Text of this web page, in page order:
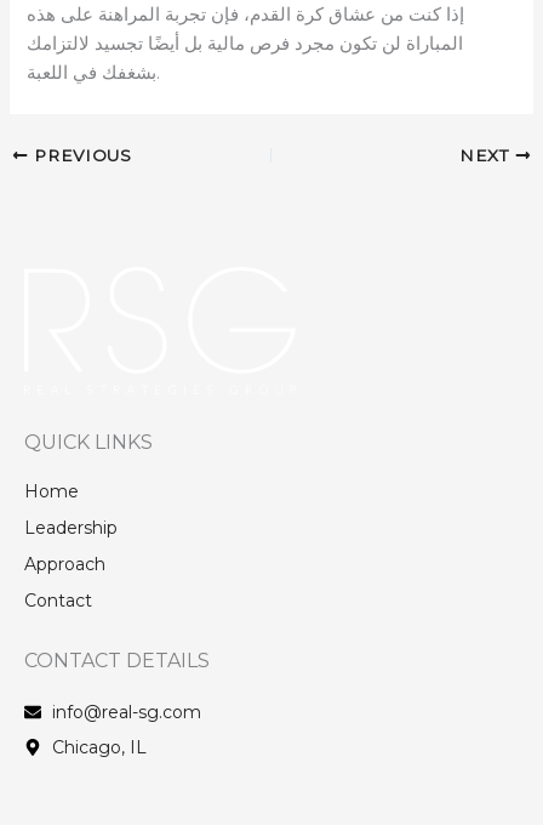
إذا كنت من عشاق كرة القدم، فإن تجربة المراهنة على هذه
المباراة لن تكون مجرد فرص مالية بل أيضًا تجسيد لالتزامك
بشغفك في اللعبة.
PREVIOUS NEXT
QUICK LINKS
Home
Leadership
Approach
Contact
CONTACT DETAILS
info@real-sg.com
Chicago, IL